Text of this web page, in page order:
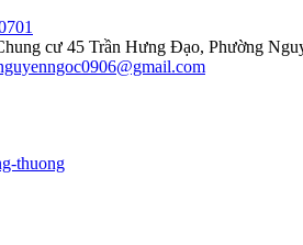
cư 45 Trần Hưng Đạo, Phường